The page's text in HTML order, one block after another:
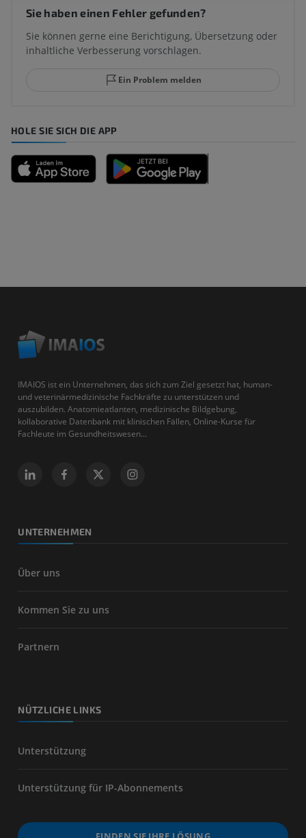
Sie haben einen Fehler gefunden?
Sie können gerne eine Berichtigung, Übersetzung oder
inhaltliche Verbesserung vorschlagen.
Ein Problem melden
HOLE SIE SICH DIE APP
IMAIOS ist ein Unternehmen, das sich zum Ziel gesetzt hat, human-
und veterinärmedizinische Fachkräfte zu unterstützen und
auszubilden. Anatomieatlanten, medizinische Bildgebung,
kollaborative Datenbank mit klinischen Fällen, Online-Kurse für
Fachleute im Gesundheitswesen...
UNTERNEHMEN
Über uns
Kommen Sie zu uns
Partnern
NÜTZLICHE LINKS
Unterstützung
Unterstützung für IP-Abonnements